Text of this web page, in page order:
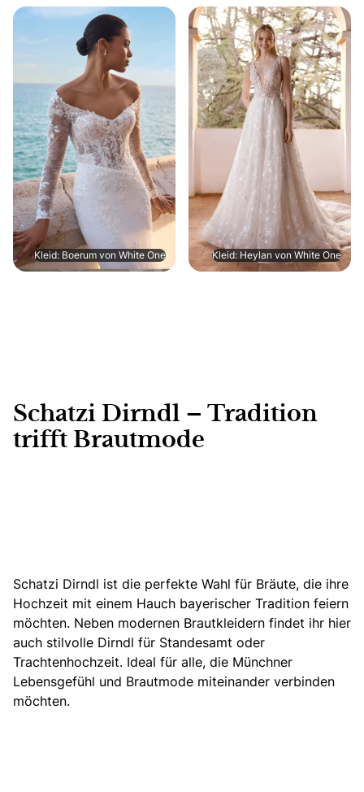
Kleid: Boerum von White One Kleid: Heylan von White One
Schatzi Dirndl – Tradition
trifft Brautmode
Schatzi Dirndl ist die perfekte Wahl für Bräute, die ihre
Hochzeit mit einem Hauch bayerischer Tradition feiern
möchten. Neben modernen Brautkleidern findet ihr hier
auch stilvolle Dirndl für Standesamt oder
Trachtenhochzeit. Ideal für alle, die Münchner
Lebensgefühl und Brautmode miteinander verbinden
möchten.